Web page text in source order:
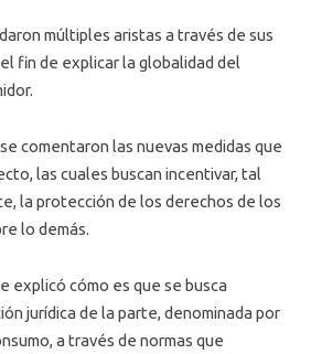
múltiples aristas a través de sus
fin de explicar la globalidad del
comentaron las nuevas medidas que
las cuales buscan incentivar, tal
la protección de los derechos de los
lo demás.
explicó cómo es que se busca
jurídica de la parte, denominada por
a través de normas que